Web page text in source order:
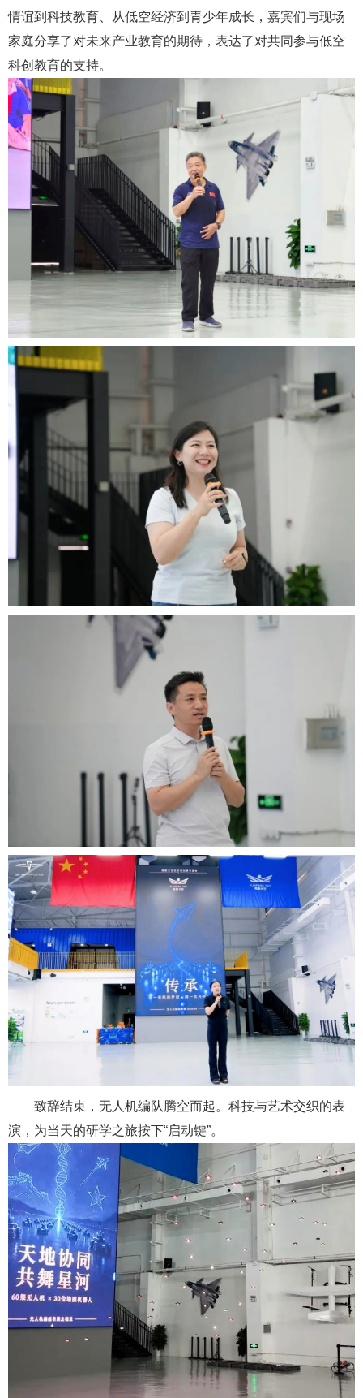
情谊到科技教育
从低空经济到青少年成长 ， 嘉宾们与现场
家庭分享了对未来产业教育的期待，表达了对共同参与低空
科创教育的支持。
致辞结束，无人机编队腾空而起。科技与艺术交织的表
演，为当天的研学之旅按下“启动键”。